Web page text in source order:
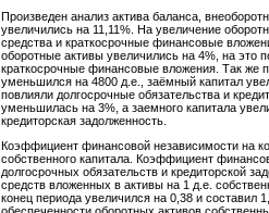
Произведен анализ актива баланса,
увеличились на 11,11%. На увеличение
средства и краткосрочные финансовые
оборотные активы увеличились на 4%, на это
краткосрочные финансовые вложения. Так же
уменьшился на 4800 д.е., заёмный капитал
повлияли долгосрочные обязательства и
уменьшилась на 3%, а заемного капитала
кредиторская задолженность.
Коэффициент финансовой независимости на
собственного капитала. Коэффициент
долгосрочных обязательств и кредиторской
средств вложенных в активы на 1 д.е.
конец периода увеличился на 0,38 и